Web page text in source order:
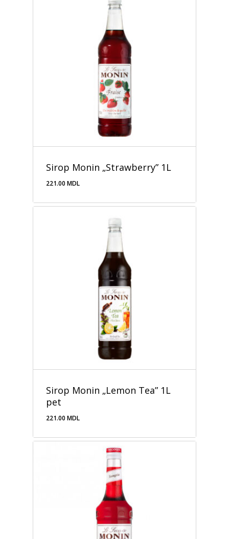
Sirop Monin „Strawberry” 1L
221.00 MDL
Sirop Monin „Lemon Tea” 1L
pet
221.00 MDL